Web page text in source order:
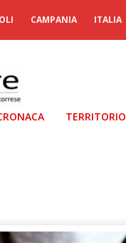
CAMPANIA ITALIA
TERRITORIO